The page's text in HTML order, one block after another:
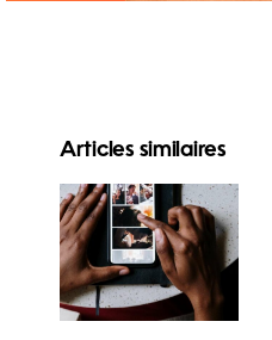
Articles similaires